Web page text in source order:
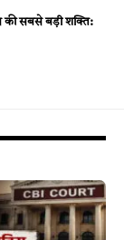
की सबसे बड़ी शक्ति: